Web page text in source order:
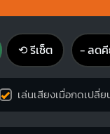
⟲ รีเซ็ต − ลด
เล่นเสียงเมื่อกดเปลี่